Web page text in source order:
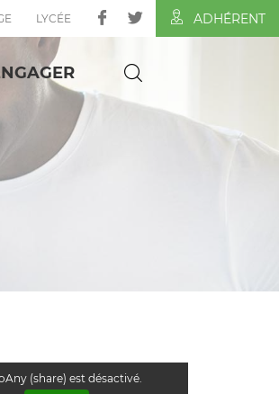
LYCÉE ADHÉRENT
(share) est désactivé.